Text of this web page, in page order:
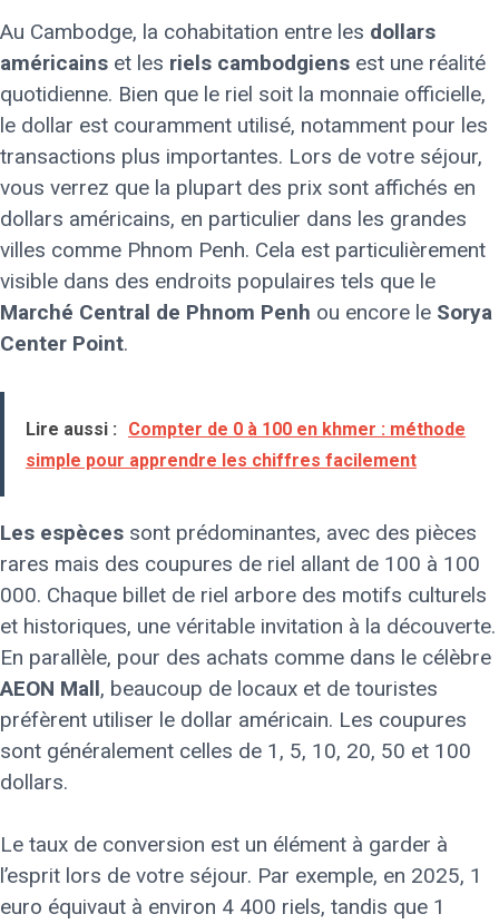
Au Cambodge, la cohabitation entre les dollars
américains et les riels cambodgiens est une réalité
quotidienne. Bien que le riel soit la monnaie officielle,
le dollar est couramment utilisé, notamment pour les
transactions plus importantes. Lors de votre séjour,
vous verrez que la plupart des prix sont affichés en
dollars américains, en particulier dans les grandes
villes comme Phnom Penh. Cela est particulièrement
visible dans des endroits populaires tels que le
Marché Central de Phnom Penh ou encore le Sorya
Center Point.
Lire aussi :
Compter de 0 à 100 en khmer : méthode
simple pour apprendre les chiffres facilement
Les espèces sont prédominantes, avec des pièces
rares mais des coupures de riel allant de 100 à 100
000. Chaque billet de riel arbore des motifs culturels
et historiques, une véritable invitation à la découverte.
En parallèle, pour des achats comme dans le célèbre
AEON Mall, beaucoup de locaux et de touristes
préfèrent utiliser le dollar américain. Les coupures
sont généralement celles de 1, 5, 10, 20, 50 et 100
dollars.
Le taux de conversion est un élément à garder à
l’esprit lors de votre séjour. Par exemple, en 2025, 1
euro équivaut à environ 4 400 riels, tandis que 1